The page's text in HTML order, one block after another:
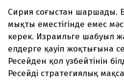
Сирия соғыстан шаршады.
мықты еместігінде емес
керек. Израильге шабуыл
елдерге қауіп жоқтығына
Ресейден қол үзбейтінін
Ресейді стратегиялық